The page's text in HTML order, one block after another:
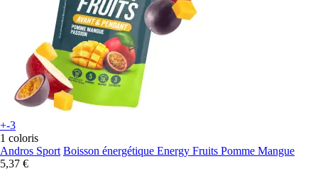
+-3
1 coloris
Andros Sport Boisson énergétique Energy Fruits Pomme Mangue
5,37 €